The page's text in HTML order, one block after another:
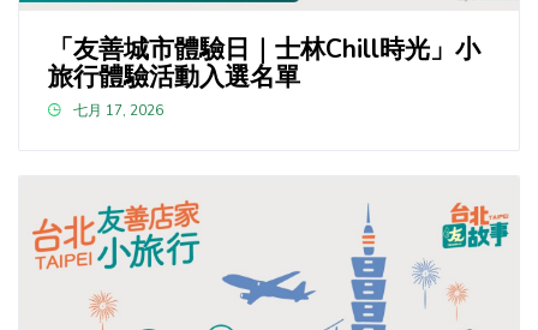
「友善城市體驗日｜士林Chill時光」小
旅行體驗活動入選名單
七月 17, 2026